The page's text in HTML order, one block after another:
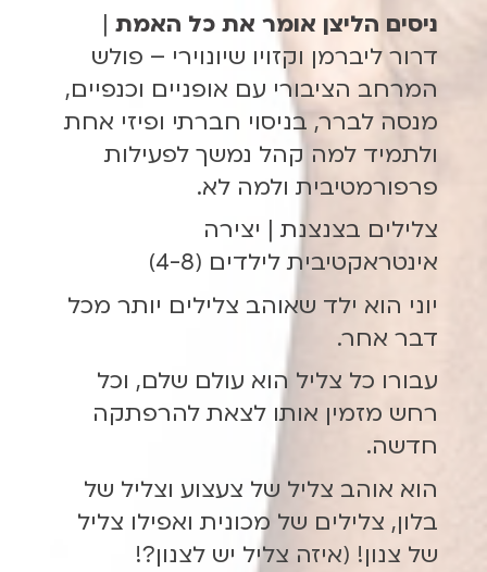
ניסים הליצן אומר את כל האמת |
דרור ליברמן וקזויו שיונוירי – פולש
המרחב הציבורי עם אופניים וכנפיים,
מנסה לברר, בניסוי חברתי ופיזי אחת
ולתמיד למה קהל נמשך לפעילות
פרפורמטיבית ולמה לא.
צלילים בצנצנת| יצירה
אינטראקטיבית לילדים (4-8)
יוני הוא ילד שאוהב צלילים יותר מכל
דבר אחר.
עבורו כל צליל הוא עולם שלם, וכל
רחש מזמין אותו לצאת להרפתקה
חדשה.
הוא אוהב צליל של צעצוע וצליל של
בלון, צלילים של מכונית ואפילו צליל
של צנון! (איזה צליל יש לצנון?!